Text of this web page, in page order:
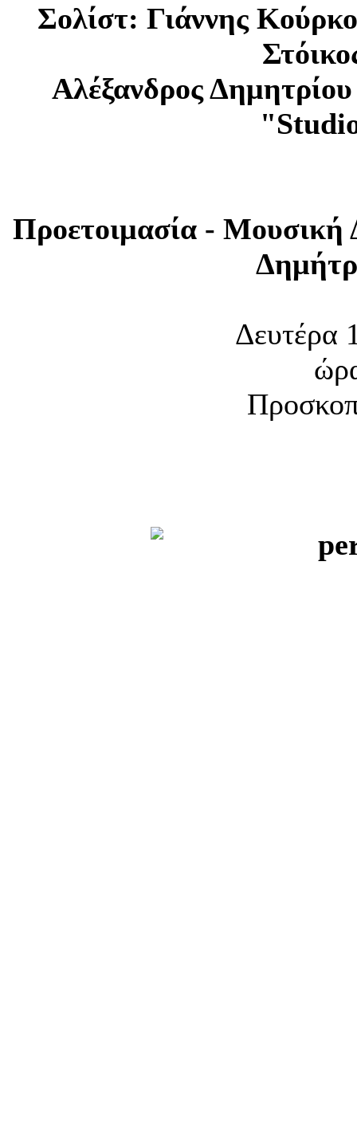
Σολίστ: Γιάννης
Αλέξανδρος
Προετοιμασία - Μουσική
Δευτέρα